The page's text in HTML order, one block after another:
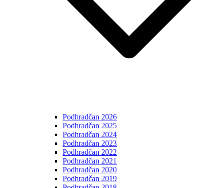
Podhradčan 2026
Podhradčan 2025
Podhradčan 2024
Podhradčan 2023
Podhradčan 2022
Podhradčan 2021
Podhradčan 2020
Podhradčan 2019